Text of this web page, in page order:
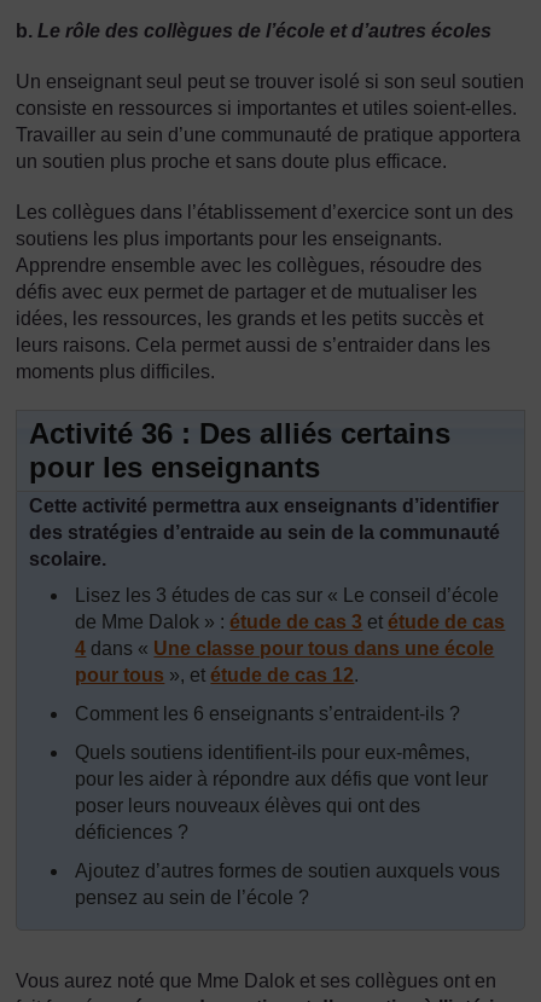
b. Le rôle des collègues de l’école et d’autres écoles
Un enseignant seul peut se trouver isolé si son seul soutien
consiste en ressources si importantes et utiles soient-elles.
Travailler au sein d’une communauté de pratique apportera
un soutien plus proche et sans doute plus efficace.
Les collègues dans l’établissement d’exercice sont un des
soutiens les plus importants pour les enseignants.
Apprendre ensemble avec les collègues, résoudre des
défis avec eux permet de partager et de mutualiser les
idées, les ressources, les grands et les petits succès et
leurs raisons. Cela permet aussi de s’entraider dans les
moments plus difficiles.
Activité 36 : Des alliés certains
pour les enseignants
Cette activité permettra aux enseignants d’identifier
des stratégies d’entraide au sein de la communauté
scolaire.
Lisez les 3 études de cas sur « Le conseil d’école
de Mme Dalok » :étude de cas 3 etétude de cas
4 dans « Une classe pour tous dans une école
pour tous », etétude de cas 12.
Comment les 6 enseignants s’entraident-ils ?
Quels soutiens identifient-ils pour eux-mêmes,
pour les aider à répondre aux défis que vont leur
poser leurs nouveaux élèves qui ont des
déficiences ?
Ajoutez d’autres formes de soutien auxquels vous
pensez au sein de l’école ?
Vous aurez noté que Mme Dalok et ses collègues ont en